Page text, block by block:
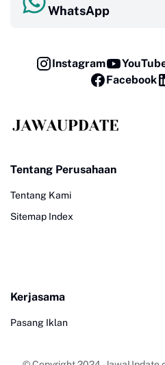
WhatsApp
Instagram
Facebook
Tentang Perusahaan
Tentang Kami
Sitemap Index
Kerjasama
Pasang Iklan